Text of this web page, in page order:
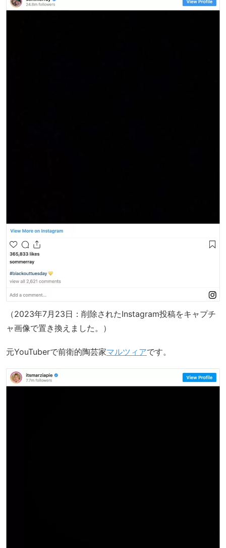
（2023年7月23日：削除されたInstagram投稿をキャプチ
ャ画像で置き換えました。）
元YouTuberで前衛的陶芸家マルツィアです。